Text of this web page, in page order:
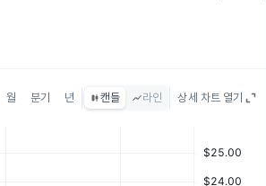
월 분기 년 캔들 라인 상세 차트 열기